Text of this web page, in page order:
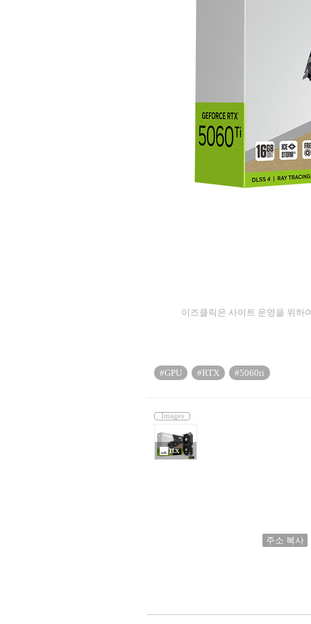
이즈클릭은 사이트 운영을 위하
#GPU #RTX #5060ti
Images
photortx 5060ti_32563.jpg
주소 복사